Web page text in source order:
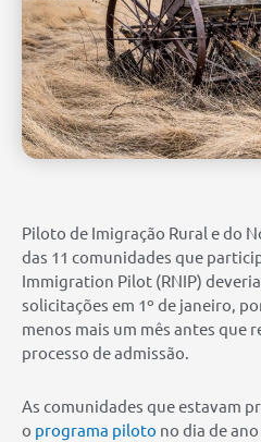
Piloto de Imigração Rural e do
das 11 comunidades que
Immigration Pilot (RNIP)
solicitações em 1º de janeiro,
menos mais um mês antes que
processo de admissão.
As comunidades que estavam
o programa piloto no dia de